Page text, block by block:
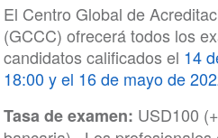
El Centro Global de
(GCCC) ofrecerá todos los
candidatos calificados el 14
18:00 y el 16 de mayo de
Tasa de examen: USD100